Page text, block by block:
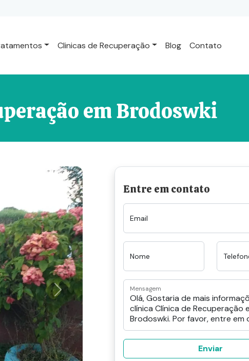
Clinicas de Recuperação Blog Contato
em Brodoswki
Next
Entre em contato
Email
Nome
Mensagem
Enviar